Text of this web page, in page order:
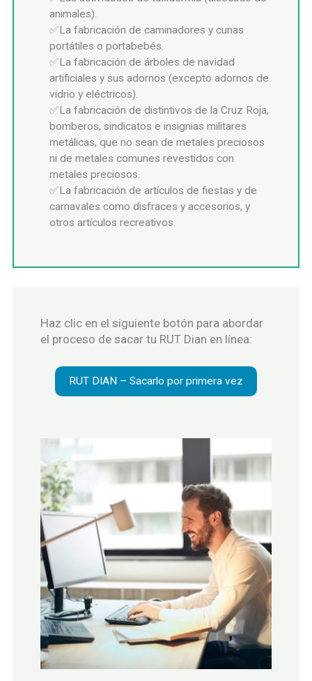
animales).
La fabricación de caminadores y cunas
portátiles o portabebés.
La fabricación de árboles de navidad
artificiales y sus adornos (excepto adornos de
vidrio y eléctricos).
La fabricación de distintivos de la Cruz Roja,
bomberos, sindicatos e insignias militares
metálicas, que no sean de metales preciosos
ni de metales comunes revestidos con
metales preciosos.
La fabricación de artículos de fiestas y de
carnavales como disfraces y accesorios, y
otros artículos recreativos.
Haz clic en el siguiente botón para abordar
el proceso de sacar tu RUT Dian en línea:
RUT DIAN – Sacarlo por primera vez